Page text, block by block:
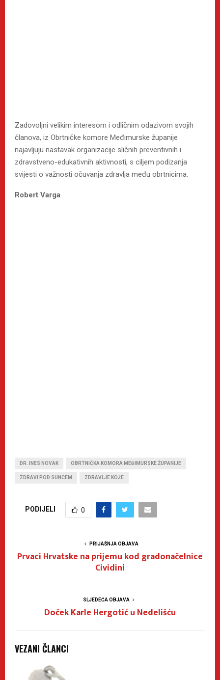
Zadovoljni velikim interesom i odličnim odazivom svojih
članova, iz Obrtničke komore Međimurske županije
najavljuju nastavak organizacije sličnih preventivnih i
zdravstveno-edukativnih aktivnosti, s ciljem podizanja
svijesti o važnosti očuvanja zdravlja među obrtnicima.
Robert Varga
DR. INES NOVAK OBRTNIČKA KOMORA MEĐIMURSKE ŽUPANIJE
ZDRAVI POD SUNCEM ZDRAVLJE KOŽE
PODIJELI 0
PRIJAŠNJA OBJAVA
Prvaci Hrvatske na prijemu kod gradonačelnice
Cividini
SLJEDEĆA OBJAVA
Doček Karle Hergotić u Nedelišću
VEZANI ČLANCI